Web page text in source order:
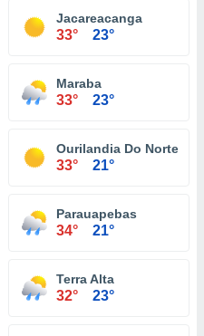
Jacareacanga
33° 23°
Maraba
33° 23°
Ourilandia Do Norte
33° 21°
Parauapebas
34° 21°
Terra Alta
32° 23°